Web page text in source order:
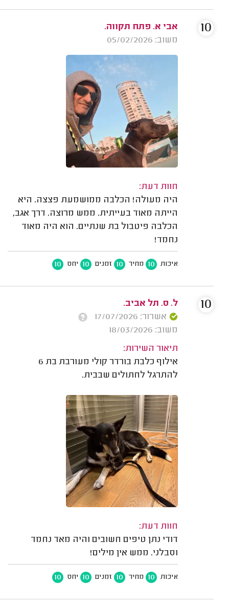
אבי א. פתח תקווה.
משוב: 05/02/2026
חוות דעת:
היה מעולה! הכלבה ממושמעת פצצה. היא
הייתה מאוד בעייתית. ממש מרוצה. דרך אגב,
הכלבה פיטבול בת שנתיים. הוא היה מאוד
נחמד!
איכות 10 מחיר 10 זמנים 10 יחס 10
10
ל. ס. תל אביב.
אשרור: 17/07/2026
משוב: 18/03/2026
תיאור השירות:
אילוף כלבת בורדר קולי מעורבת בת 6
להתרגל לחתולים שבבית.
חוות דעת:
דודי נתן טיפים חשובים והיה מאד נחמד
וסבלני. ממש אין מילים!
איכות 10 מחיר 10 זמנים 10 יחס 10
10